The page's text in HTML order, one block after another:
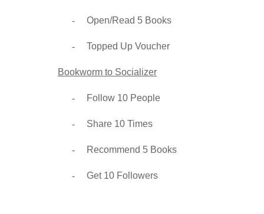
- Open/Read 5 Books
- Topped Up Voucher
Bookworm to Socializer
- Follow 10 People
- Share 10 Times
- Recommend 5 Books
- Get 10 Followers